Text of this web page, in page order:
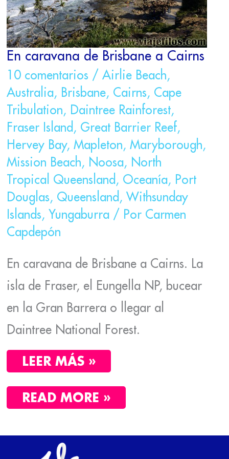
En caravana de Brisbane a Cairns
10 comentarios / Airlie Beach,
Australia, Brisbane, Cairns, Cape
Tribulation, Daintree Rainforest,
Fraser Island , Great Barrier Reef,
Hervey Bay, Mapleton, Maryborough,
Mission Beach, Noosa, North
Tropical Queensland , Oceanía, Port
Douglas, Queensland , Withsunday
Islands, Yungaburra/ Por Carmen
Capdepón
En caravana de Brisbane a Cairns. La
isla de Fraser, el Eungella NP, bucear
en la Gran Barrera o llegar al
Daintree National Forest.
LEER MÁS »
READ MORE »